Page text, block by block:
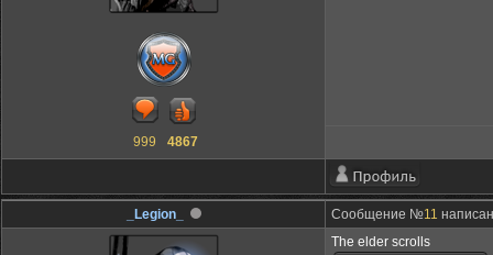
999 4867
_Legion_ Сообщение №11
The elder scrolls